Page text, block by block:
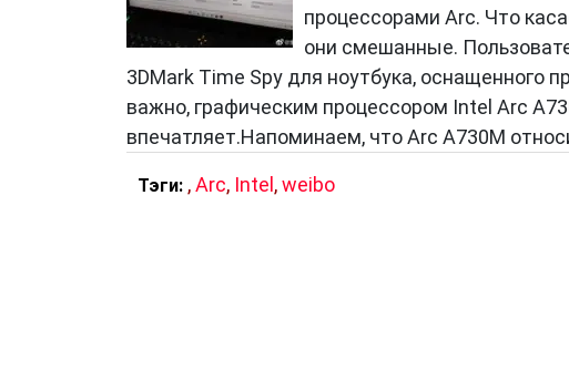
процессорами Arc. Что
они смешанные.
3DMark Time Spy для ноутбука, оснащенного
важно, графическим процессором Intel Arc
впечатляет.Напоминаем, что Arc A730M
Тэги: ,Arc, Intel ,weibo